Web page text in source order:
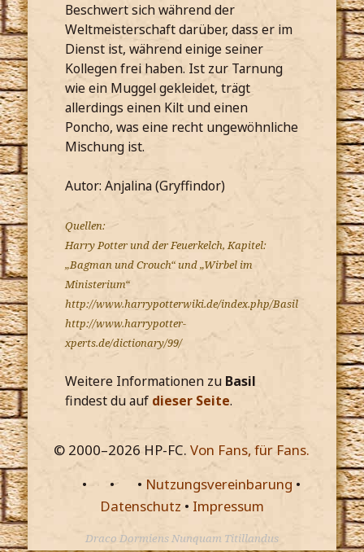
Beschwert sich während der
Weltmeisterschaft darüber, dass er im
Dienst ist, während einige seiner
Kollegen frei haben. Ist zur Tarnung
wie ein Muggel gekleidet, trägt
allerdings einen Kilt und einen
Poncho, was eine recht ungewöhnliche
Mischung ist.
Autor: Anjalina (Gryffindor)
Quellen:
Harry Potter und der Feuerkelch, Kapitel:
„Bagman und Crouch“ und „Wirbel im
Ministerium“
http://www.harrypotterwiki.de/index.php/Basil
http://www.harrypotter-
xperts.de/dictionary/99/
Weitere Informationen zu Basil
findest du auf dieser Seite.
© 2000–2026 HP-FC.Von Fans, für Fans.
•
• • Nutzungsvereinbarung •
Datenschutz • Impressum
Draco Dormiens Nunquam Titillandus